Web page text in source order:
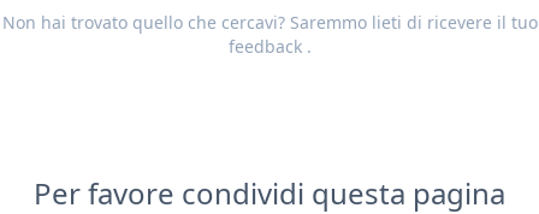
Non hai trovato quello che cercavi? Saremmo lieti di ricevere il tuo
feedback.
Per favore condividi questa pagina